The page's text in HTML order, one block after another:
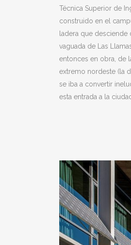
Técnica Superior de
construido en el
ladera que desciende
vaguada de Las
entonces en obra, de
extremo nordeste (la
se iba a convertir
esta entrada a la